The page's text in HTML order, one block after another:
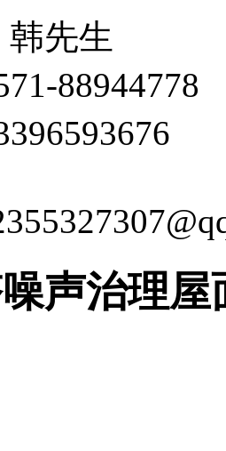
先生
88944778
声治理